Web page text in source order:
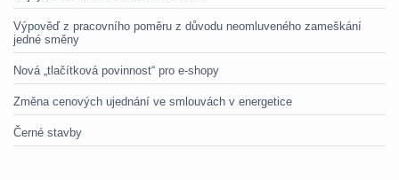
Výpověď z pracovního poměru z důvodu neomluveného zameškání
jedné směny
Nová „tlačítková povinnost“ pro e-shopy
Změna cenových ujednání ve smlouvách v energetice
Černé stavby